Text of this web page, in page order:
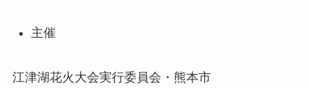
主催
江津湖花火大会実行委員会・熊本市